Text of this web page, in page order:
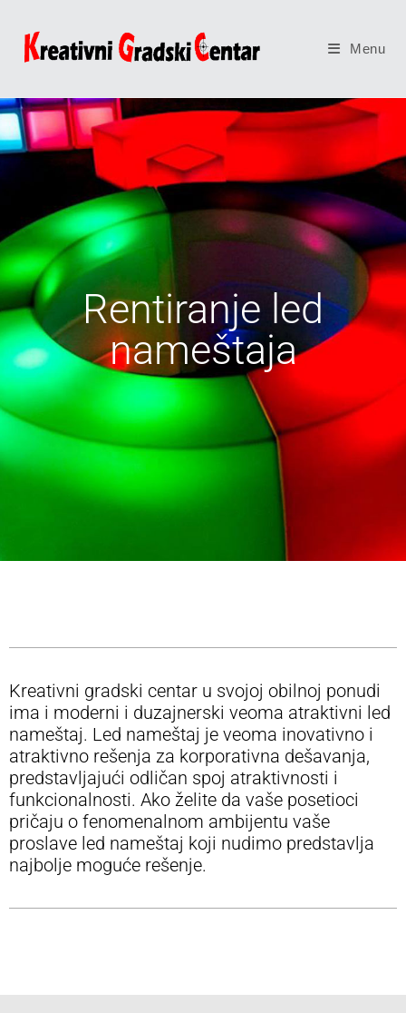
Menu
Rentiranje led
nameštaja
Kreativni gradski centar u svojoj obilnoj ponudi
ima i moderni i duzajnerski veoma atraktivni led
nameštaj. Led nameštaj je veoma inovativno i
atraktivno rešenja za korporativna dešavanja,
predstavljajući odličan spoj atraktivnosti i
funkcionalnosti. Ako želite da vaše posetioci
pričaju o fenomenalnom ambijentu vaše
proslave led nameštaj koji nudimo predstavlja
najbolje moguće rešenje.